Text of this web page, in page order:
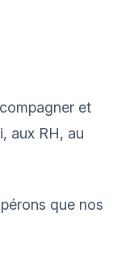
et
aux RH, au
que nos